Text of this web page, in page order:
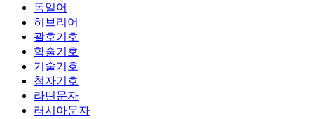
독일어
히브리어
괄호기호
학술기호
기술기호
첨자기호
라틴문자
러시아문자